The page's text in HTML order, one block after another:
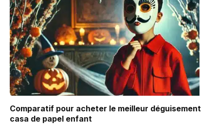
Comparatif pour acheter le meilleur déguisement
casa de papel enfant